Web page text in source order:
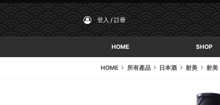
登入 / 註冊
HOME SHOP
HOME 所有產品 日本酒 射美 射美